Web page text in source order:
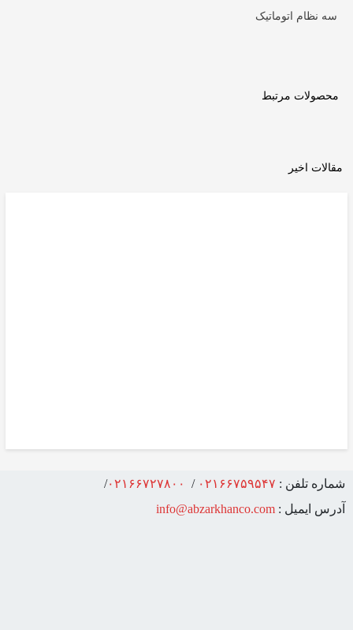
سه نظام اتوماتیک
محصولات مرتبط
مقالات اخیر
شماره تلفن : ۰۲۱۶۶۷۵۹۵۴۷ / ۰۲۱۶۶۷۲۷۸۰۰/
آدرس ایمیل : info@abzarkhanco.com